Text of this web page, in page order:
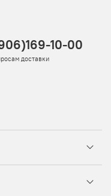
10-00
доставки